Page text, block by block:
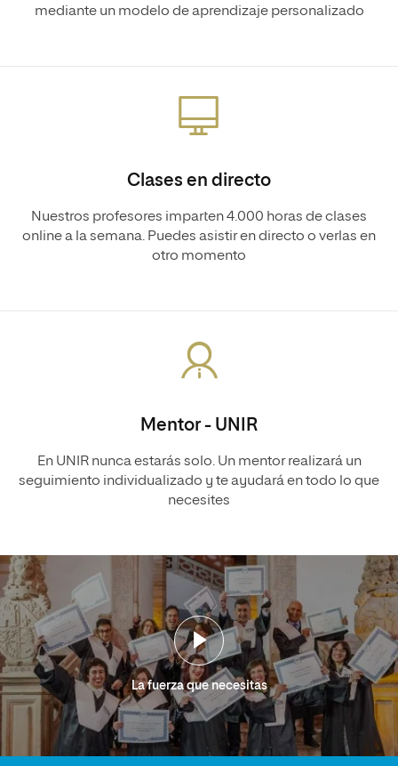
mediante un modelo de aprendizaje personalizado
Clases en directo
Nuestros profesores imparten 4.000 horas de clases
online a la semana. Puedes asistir en directo o verlas en
otro momento
Mentor - UNIR
En UNIR nunca estarás solo. Un mentor realizará un
seguimiento individualizado y te ayudará en todo lo que
necesites
La fuerza que necesitas